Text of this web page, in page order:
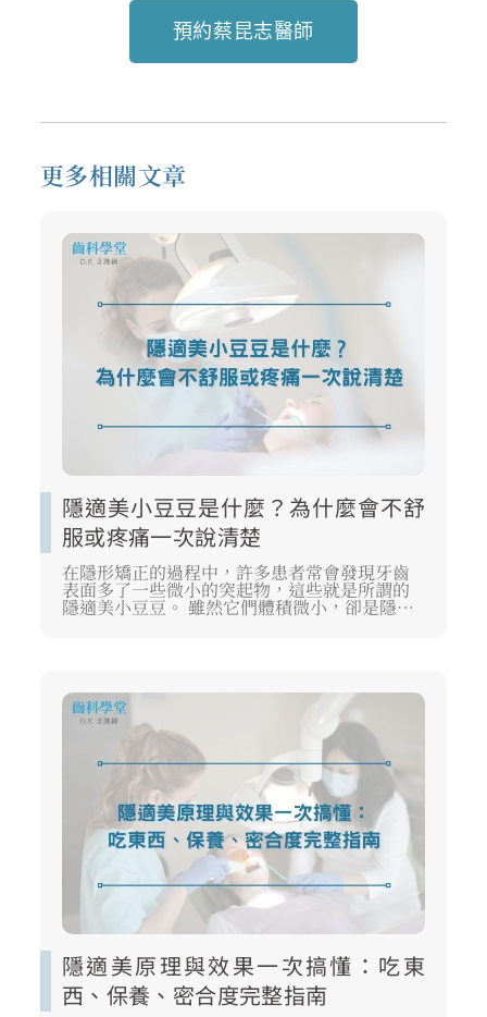
預約蔡昆志醫師
更多相關文章
隱適美小豆豆是什麼？為什麼會不舒
服或疼痛一次說清楚
在隱形矯正的過程中，許多患者常會發現牙齒
表面多了一些微小的突起物，這些就是所謂的
隱適美小豆豆。 雖然它們體積微小，卻是隱形
牙套能精準帶動牙齒移動的關鍵支點。 本文將
隱適美原理與效果一次搞懂：吃東
西、保養、密合度完整指南